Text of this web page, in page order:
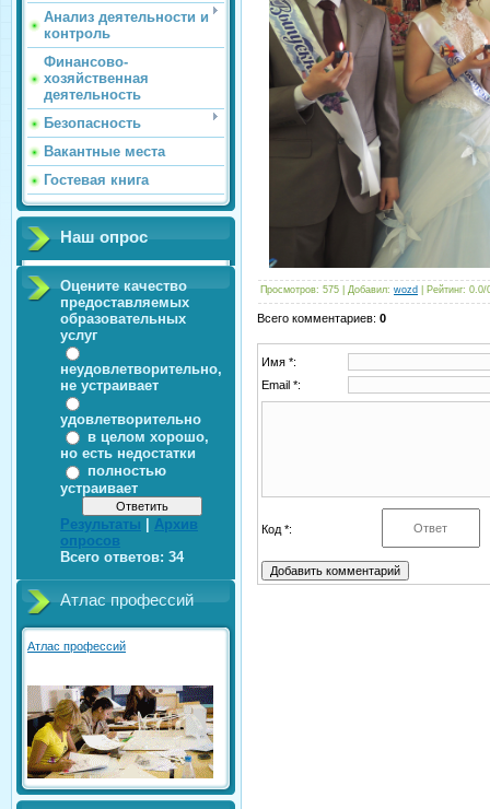
Анализ деятельности и
контроль
Финансово-
хозяйственная
деятельность
Безопасность
Вакантные места
Гостевая книга
Наш опрос
Оцените качество
предоставляемых
образовательных
услуг
неудовлетворительно,
не устраивает
удовлетворительно
в целом хорошо,
но есть недостатки
полностью
устраивает
Результаты
Архив
опросов
Всего ответов: 34
Атлас профессий
Атлас профессий
Просмотров: 575 | Добавил: wozd Рейтинг: 0.0/
Всего комментариев: 0
Имя *:
Email *:
Код *: